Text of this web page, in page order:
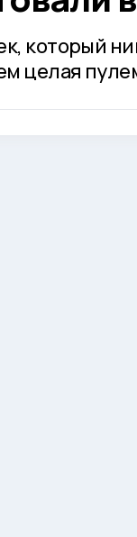
который
целая